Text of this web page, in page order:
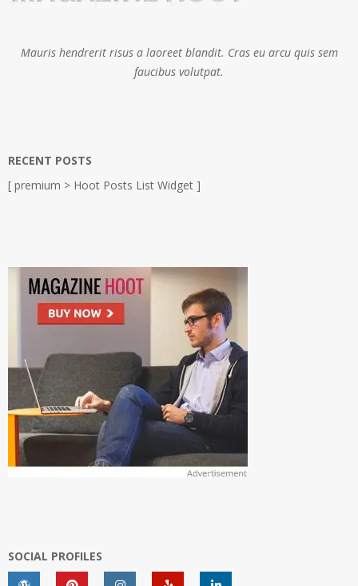
Mauris hendrerit risus a laoreet blandit. Cras eu arcu quis sem
faucibus volutpat.
RECENT POSTS
[ premium > Hoot Posts List Widget ]
SOCIAL PROFILES